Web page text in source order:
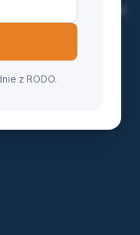
samochodowe – od
z RODO.